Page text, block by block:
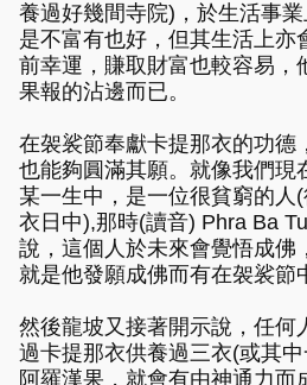
養過好幾間寺院)，於生活事
是不富有也好，但其生活上亦
前幸運，賺取財富也較容易，
果報的沾邊而已。
在袈裟節奉獻卡提那衣的功德
也能夠圓滿其願。就像我們現
某一生中，是一位很貧窮的人
衣日中),那時(讀音) Phra Ba
說，這個人於未來會覺悟成佛
就是他發願成佛而有在袈裟節
然後龍坡又接著開示說，任何
過卡提那衣供養過三衣(或其
阿羅漢果，就會有由神通力而